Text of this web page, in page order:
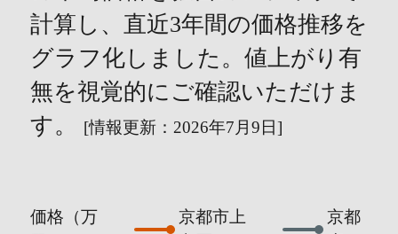
計算し、直近3年間の価格推移を
グラフ化しました。値上がり有
無を視覚的にご確認いただけま
す。
[情報更新：2026年7月9日]
価格（万
京都市上
京都